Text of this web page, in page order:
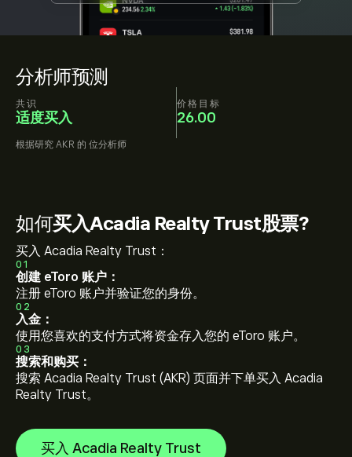
分析师预测
共识
适度买入
价格目标
26.00
根据研究 AKR 的 位分析师
如何买入Acadia Realty Trust股票?
买入 Acadia Realty Trust：
01
创建 eToro 账户：
注册 eToro 账户并验证您的身份。
02
入金：
使用您喜欢的支付方式将资金存入您的 eToro 账户。
03
搜索和购买：
搜索 Acadia Realty Trust (AKR) 页面并下单买入 Acadia
Realty Trust。
买入 Acadia Realty Trust